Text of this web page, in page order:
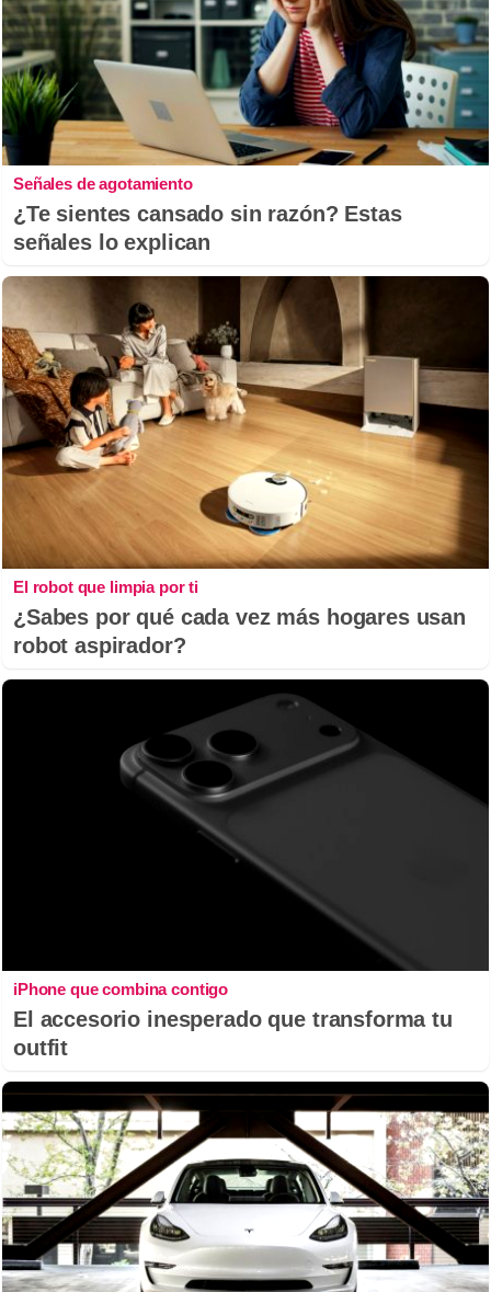
Señales de agotamiento
¿Te sientes cansado sin razón? Estas
señales lo explican
El robot que limpia por ti
¿Sabes por qué cada vez más hogares usan
robot aspirador?
iPhone que combina contigo
El accesorio inesperado que transforma tu
outfit